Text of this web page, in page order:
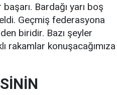
Bardağı yarı boş
Geçmiş federasyona
biridir. Bazı şeyler
rakamlar konuşacağımıza